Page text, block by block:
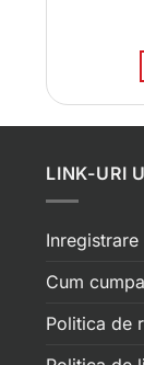
LINK-URI
Cum
Politica de